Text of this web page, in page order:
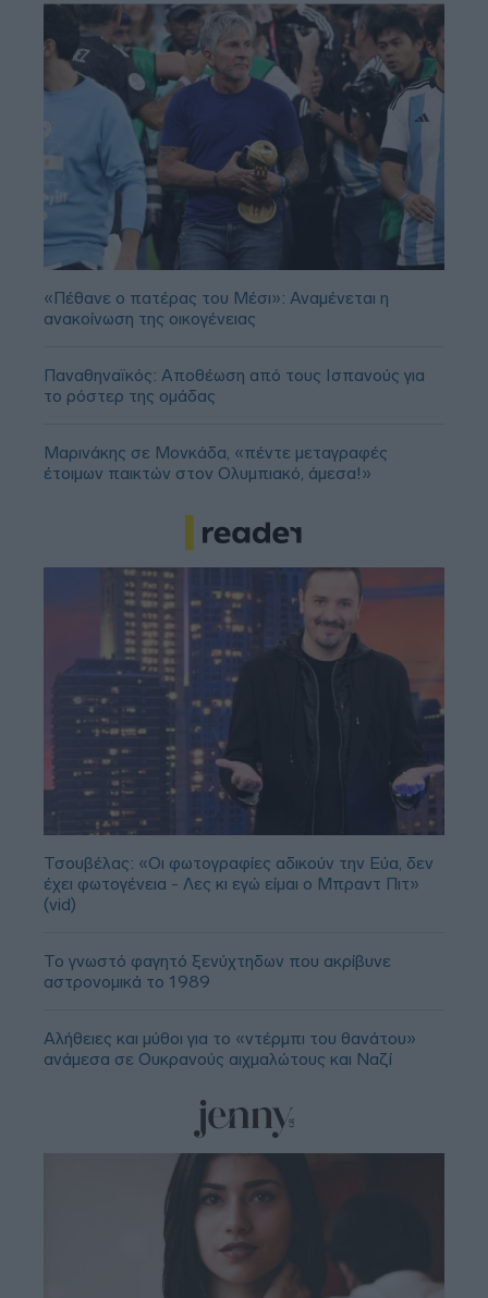
«Πέθανε ο πατέρας του Μέσι»: Αναμένεται η
ανακοίνωση της οικογένειας
Παναθηναϊκός: Αποθέωση από τους Ισπανούς για
το ρόστερ της ομάδας
Μαρινάκης σε Μονκάδα, «πέντε μεταγραφές
έτοιμων παικτών στον Ολυμπιακό, άμεσα!»
Τσουβέλας: «Οι φωτογραφίες αδικούν την Εύα, δεν
έχει φωτογένεια - Λες κι εγώ είμαι ο Μπραντ Πιτ»
(vid)
Το γνωστό φαγητό ξενύχτηδων που ακρίβυνε
αστρονομικά το 1989
Αλήθειες και μύθοι για το «ντέρμπι του θανάτου»
ανάμεσα σε Ουκρανούς αιχμαλώτους και Ναζί